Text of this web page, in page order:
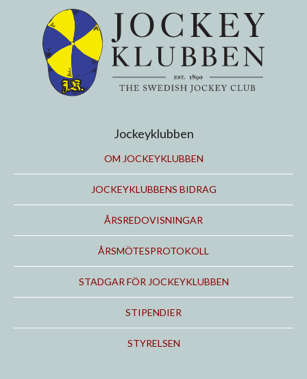
Jockeyklubben
OM JOCKEYKLUBBEN
JOCKEYKLUBBENS BIDRAG
ÅRSREDOVISNINGAR
ÅRSMÖTESPROTOKOLL
STADGAR FÖR JOCKEYKLUBBEN
STIPENDIER
STYRELSEN